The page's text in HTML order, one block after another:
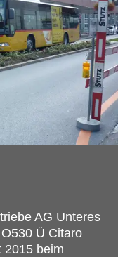
AG Unteres
Ü Citaro
2015 beim